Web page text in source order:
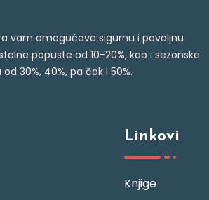
vam omogućava sigurnu i povoljnu
popuste od 10-20%, kao i sezonske
30%, 40%, pa čak i 50%.
Linkovi
Knjige